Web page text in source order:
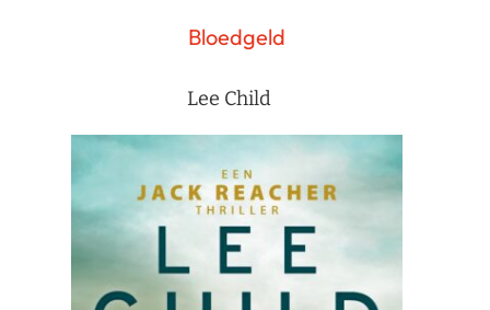
Bloedgeld
Lee Child